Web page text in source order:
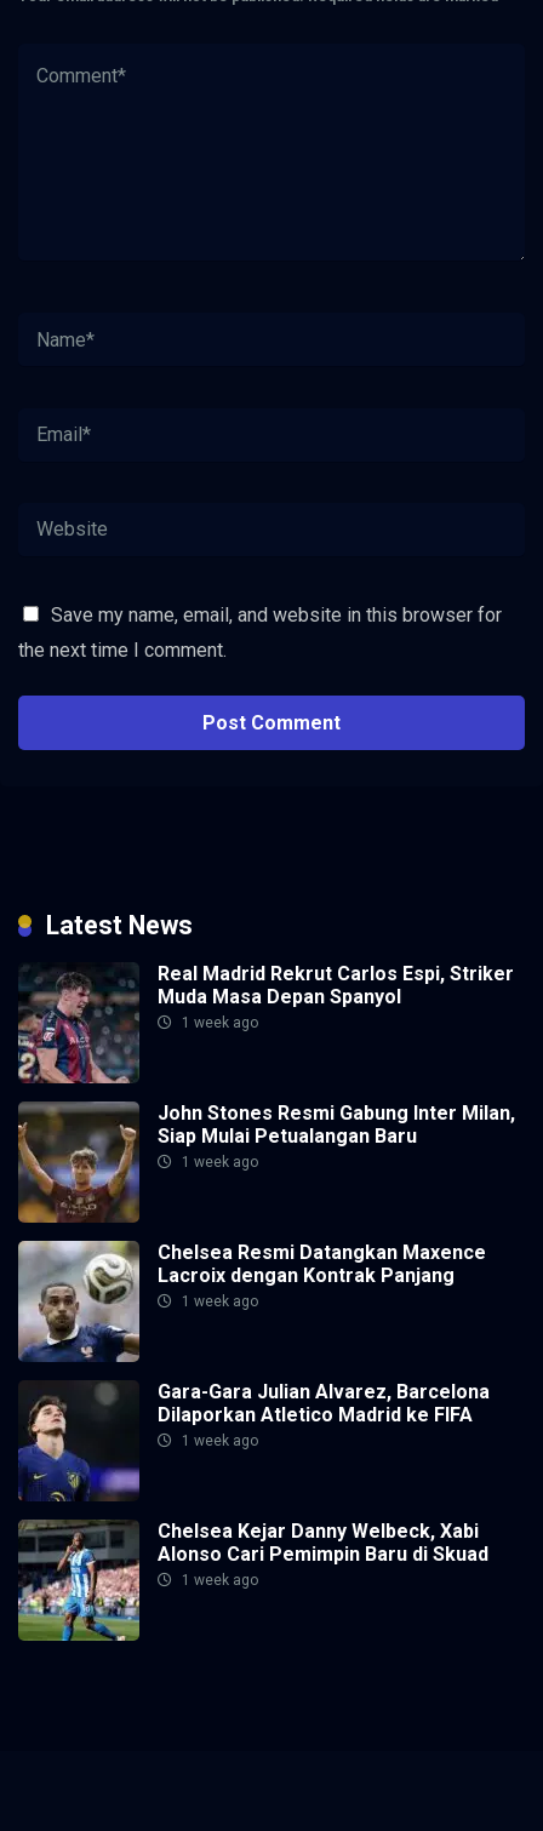
Save my name, email, and website in this browser for
the next time I comment.
Latest News
Real Madrid Rekrut Carlos Espi, Striker
Muda Masa Depan Spanyol
1 week ago
John Stones Resmi Gabung Inter Milan,
Siap Mulai Petualangan Baru
1 week ago
Chelsea Resmi Datangkan Maxence
Lacroix dengan Kontrak Panjang
1 week ago
Gara-Gara Julian Alvarez, Barcelona
Dilaporkan Atletico Madrid ke FIFA
1 week ago
Chelsea Kejar Danny Welbeck, Xabi
Alonso Cari Pemimpin Baru di Skuad
1 week ago